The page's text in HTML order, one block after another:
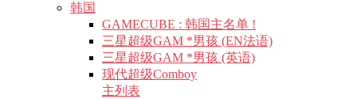
韩国
GAMECUBE : 韩国主名单 !
三星超级GAM *男孩 (EN法语)
三星超级GAM *男孩 (英语)
现代超级Comboy
主列表